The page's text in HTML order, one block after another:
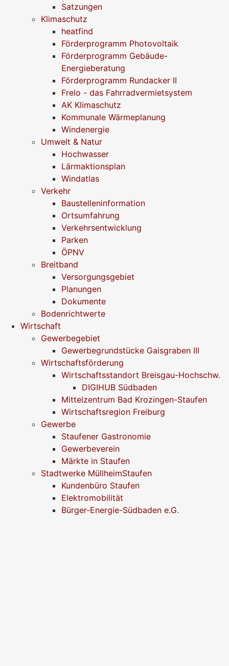
Satzungen
Klimaschutz
heatfind
Förderprogramm Photovoltaik
Förderprogramm Gebäude-
Energieberatung
Förderprogramm Rundacker II
Frelo - das Fahrradvermietsystem
AK Klimaschutz
Kommunale Wärmeplanung
Windenergie
Umwelt & Natur
Hochwasser
Lärmaktionsplan
Windatlas
Verkehr
Baustelleninformation
Ortsumfahrung
Verkehrsentwicklung
Parken
ÖPNV
Breitband
Versorgungsgebiet
Planungen
Dokumente
Bodenrichtwerte
Wirtschaft
Gewerbegebiet
Gewerbegrundstücke Gaisgraben III
Wirtschaftsförderung
Wirtschaftsstandort Breisgau-Hochschw.
DIGIHUB Südbaden
Mittelzentrum Bad Krozingen-Staufen
Wirtschaftsregion Freiburg
Gewerbe
Staufener Gastronomie
Gewerbeverein
Märkte in Staufen
Stadtwerke MüllheimStaufen
Kundenbüro Staufen
Elektromobilität
Bürger-Energie-Südbaden e.G.